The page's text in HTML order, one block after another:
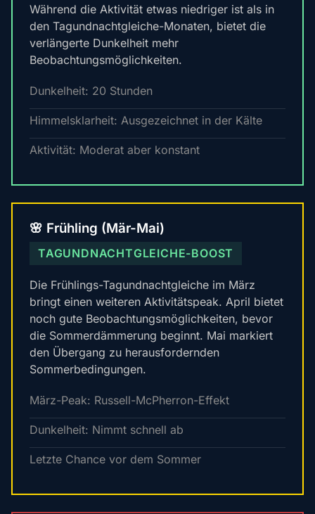
Während die Aktivität etwas niedriger ist als in
den Tagundnachtgleiche-Monaten, bietet die
verlängerte Dunkelheit mehr
Beobachtungsmöglichkeiten.
Dunkelheit: 20 Stunden
Himmelsklarheit: Ausgezeichnet in der Kälte
Aktivität: Moderat aber konstant
🌸 Frühling (Mär-Mai)
TAGUNDNACHTGLEICHE-BOOST
Die Frühlings-Tagundnachtgleiche im März
bringt einen weiteren Aktivitätspeak. April bietet
noch gute Beobachtungsmöglichkeiten, bevor
die Sommerdämmerung beginnt. Mai markiert
den Übergang zu herausfordernden
Sommerbedingungen.
März-Peak: Russell-McPherron-Effekt
Dunkelheit: Nimmt schnell ab
Letzte Chance vor dem Sommer